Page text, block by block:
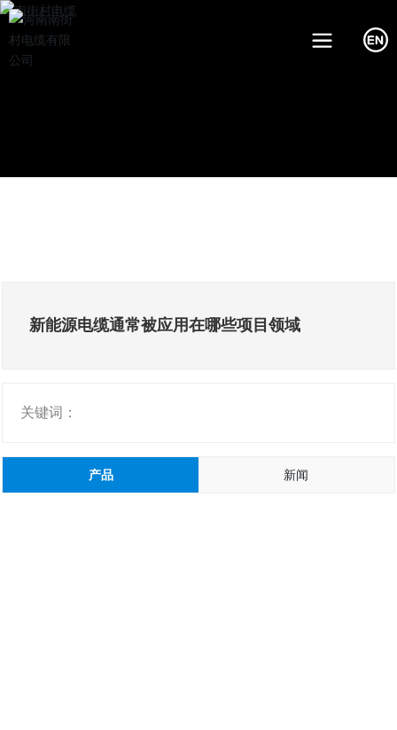
新能源电缆通常被应用在哪些项目领域
关键词：
产品 新闻